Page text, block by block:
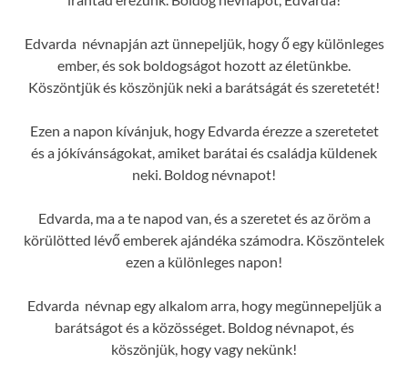
Edvarda névnapján azt ünnepeljük, hogy ő egy különleges
ember, és sok boldogságot hozott az életünkbe.
Köszöntjük és köszönjük neki a barátságát és szeretetét!
Ezen a napon kívánjuk, hogy Edvarda érezze a szeretetet
és a jókívánságokat, amiket barátai és családja küldenek
neki. Boldog névnapot!
Edvarda, ma a te napod van, és a szeretet és az öröm a
körülötted lévő emberek ajándéka számodra. Köszöntelek
ezen a különleges napon!
Edvarda névnap egy alkalom arra, hogy megünnepeljük a
barátságot és a közösséget. Boldog névnapot, és
köszönjük, hogy vagy nekünk!